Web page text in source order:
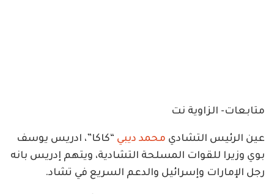
متابعات- الزاوية نت
عين الرئيس التشادي محمد ديبي “كاكا”، ادريس يوسف
بوي وزيرا للقوات المسلحة التشادية، ويتهم إدريس بانه
رجل الإمارات وإسرائيل والدعم السريع في تشاد.